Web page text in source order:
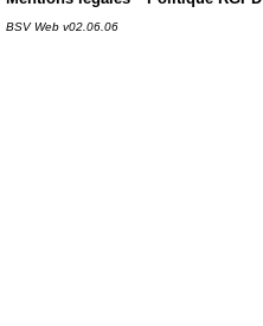
BSV Web v02.06.06